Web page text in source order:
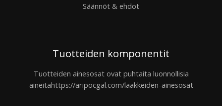
Säännöt & ehdot
Tuotteiden komponentit
Tuotteiden ainesosat ovat puhtaita luonnollisia
aineitahttps://aripocgal.com/laakkeiden-ainesosat